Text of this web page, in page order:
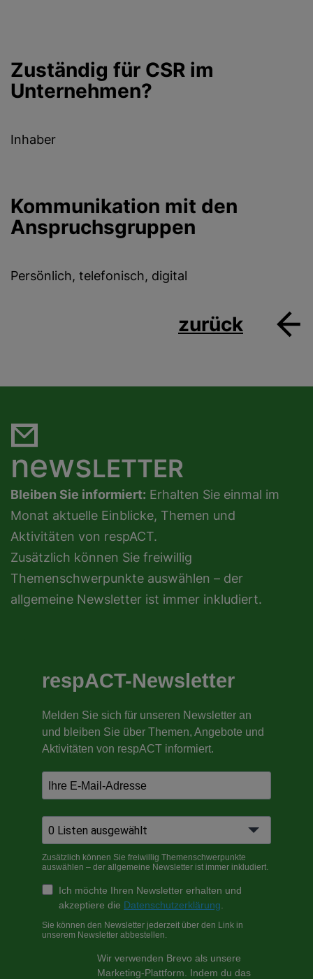
Zuständig für CSR im
Unternehmen?
Inhaber
Kommunikation mit den
Anspruchsgruppen
Persönlich, telefonisch, digital
zurück
newsLETTER
Bleiben Sie informiert: Erhalten Sie einmal im
Monat aktuelle Einblicke, Themen und
Aktivitäten von respACT.
Zusätzlich können Sie freiwillig
Themenschwerpunkte auswählen – der
allgemeine Newsletter ist immer inkludiert.